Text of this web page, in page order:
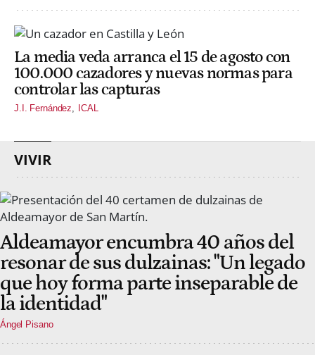
La media veda arranca el 15 de agosto con
100.000 cazadores y nuevas normas para
controlar las capturas
J.I. Fernández ICAL
VIVIR
Aldeamayor encumbra 40 años del
resonar de sus dulzainas: "Un legado
que hoy forma parte inseparable de
la identidad"
Ángel Pisano